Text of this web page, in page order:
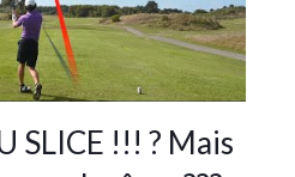
SLICE !!! ? Mais